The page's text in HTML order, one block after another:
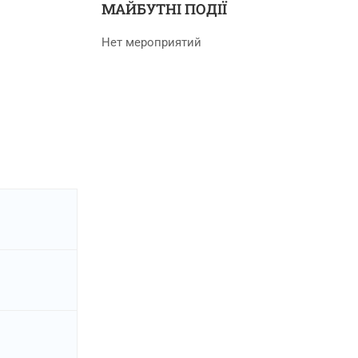
МАЙБУТНІ ПОДІЇ
Нет мероприятий